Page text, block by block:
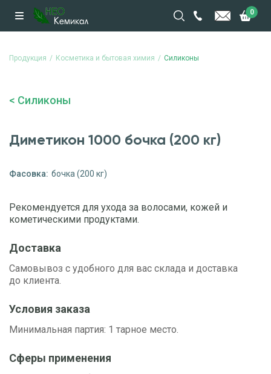
0
Продукция Косметика и бытовая химия Силиконы
Силиконы
Диметикон 1000 бочка (200 кг)
Фасовка: бочка (200 кг)
Рекомендуется для ухода за волосами, кожей и
кометическими продуктами.
Доставка
Самовывоз с удобного для вас склада и доставка
до клиента.
Условия заказа
Минимальная партия: 1 тарное место.
Сферы применения